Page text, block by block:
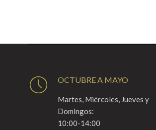
OCTUBRE A MAYO
Martes, Miércoles, Jueves y
Domingos:
10:00-14:00